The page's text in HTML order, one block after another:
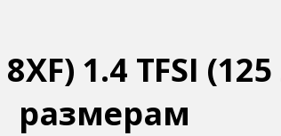
1.4 TFSI
размерам